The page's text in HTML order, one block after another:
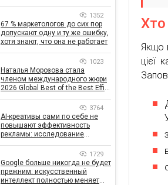
Якщо
цієї
1352
67 % маркетологов до сих пор
допускают одну и ту же ошибку,
хотя знают, что она не работает
1023
Наталья Морозова стала
членом международного жюри
2026 Global Best of the Best Effie
3764
AI-креативы сами по себе не
повышают эффективность
рекламы: исследование
влияет на эффективность
кампаний
1729
Google больше никогда не будет
прежним: искусственный
интеллект полностью меняет